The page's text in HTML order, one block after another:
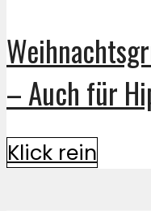
– Auch für
Klick rein